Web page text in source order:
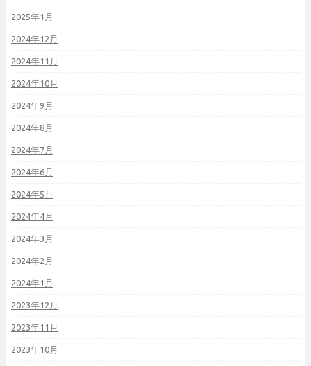
2025年1月
2024年12月
2024年11月
2024年10月
2024年9月
2024年8月
2024年7月
2024年6月
2024年5月
2024年4月
2024年3月
2024年2月
2024年1月
2023年12月
2023年11月
2023年10月